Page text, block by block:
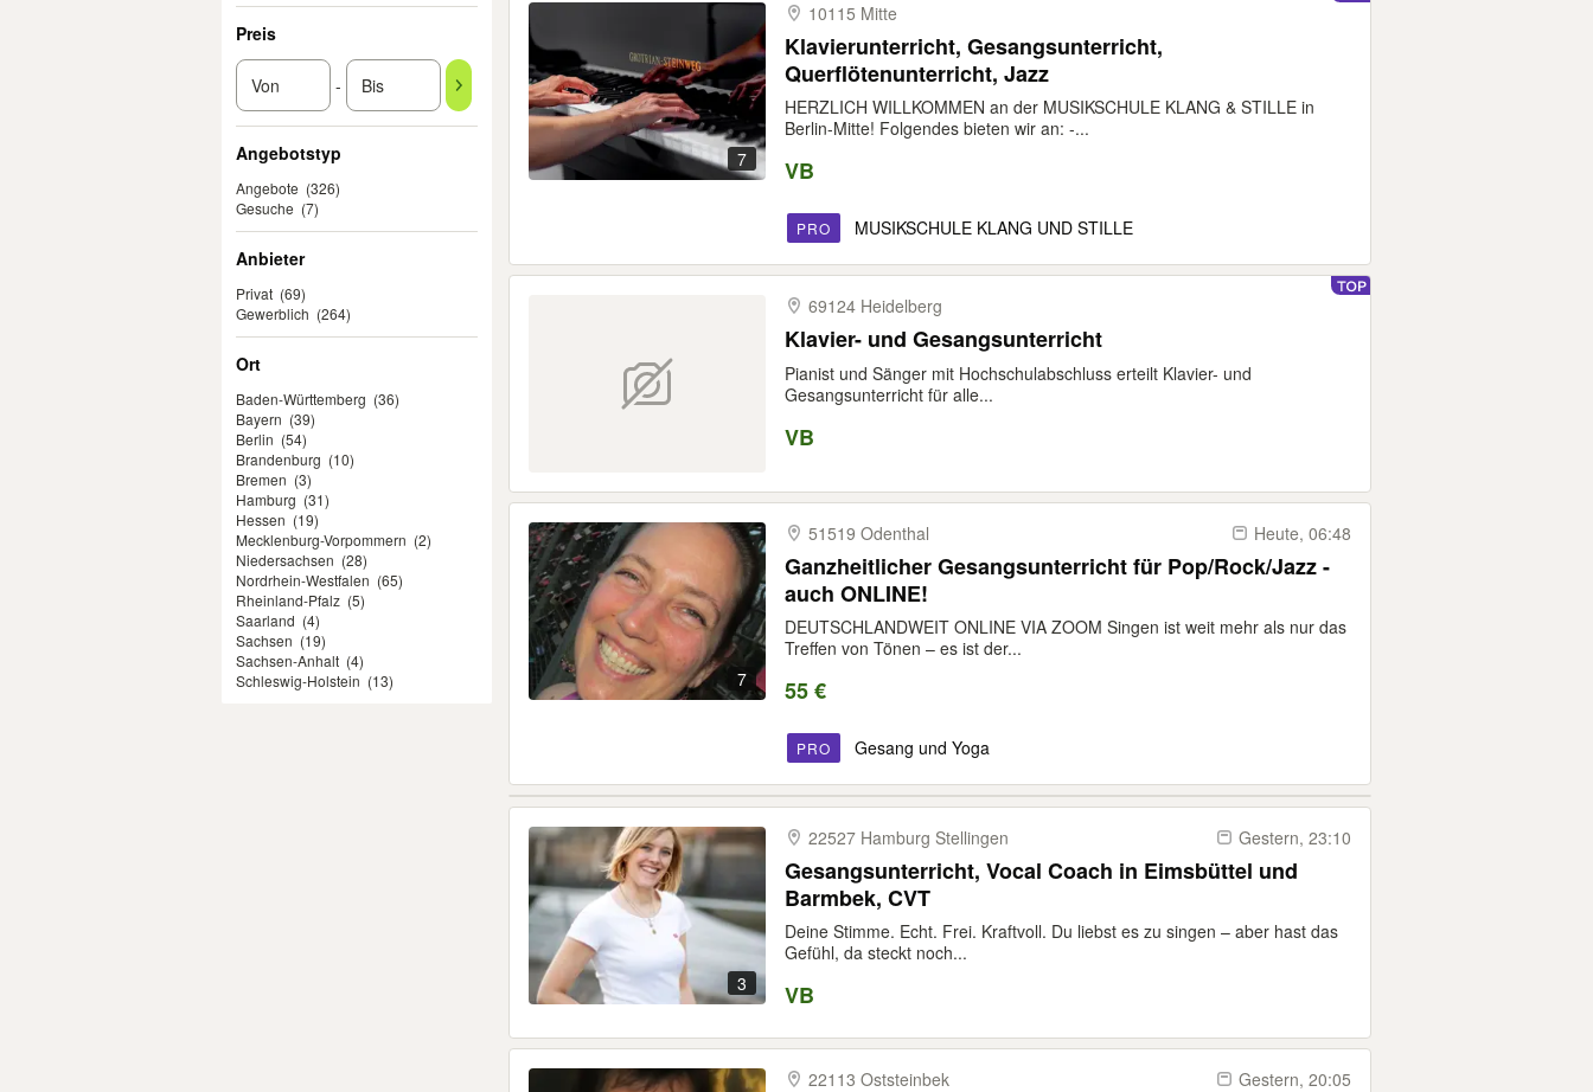
Preis
-
Angebotstyp
Angebote (326)
Gesuche (7)
Anbieter
Privat (69)
Gewerblich (264)
Ort
Baden-Württemberg (36)
Bayern (39)
Berlin (54)
Brandenburg (10)
Bremen (3)
Hamburg (31)
Hessen (19)
Mecklenburg-Vorpommern (2)
Niedersachsen (28)
Nordrhein-Westfalen (65)
Rheinland-Pfalz (5)
Saarland (4)
Sachsen (19)
Sachsen-Anhalt (4)
Schleswig-Holstein (13)
7
10115 Mitte
Klavierunterricht, Gesangsunterricht,
Querflötenunterricht, Jazz
HERZLICH WILLKOMMEN an der MUSIKSCHULE KLANG & STILLE in
Berlin-Mitte! Folgendes bieten wir an: -...
VB
PRO MUSIKSCHULE KLANG UND STILLE
69124 Heidelberg
Klavier- und Gesangsunterricht
Pianist und Sänger mit Hochschulabschluss erteilt Klavier- und
Gesangsunterricht für alle...
VB
7
51519 Odenthal Heute, 06:48
Ganzheitlicher Gesangsunterricht für Pop/Rock/Jazz -
auch ONLINE!
DEUTSCHLANDWEIT ONLINE VIA ZOOM Singen ist weit mehr als nur das
Treffen von Tönen – es ist der...
55 €
PRO Gesang und Yoga
3
22527 Hamburg Stellingen Gestern, 23:10
Gesangsunterricht, Vocal Coach in Eimsbüttel und
Barmbek, CVT
Deine Stimme. Echt. Frei. Kraftvoll. Du liebst es zu singen – aber hast das
Gefühl, da steckt noch...
VB
22113 Oststeinbek Gestern, 20:05